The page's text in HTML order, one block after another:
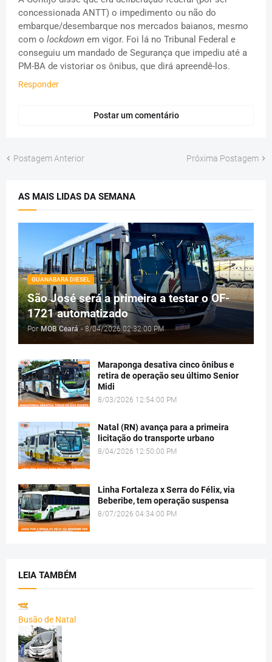
concessionada ANTT) o impedimento ou não do
embarque/desembarque nos mercados baianos, mesmo
com o lockdown em vigor. Foi lá no Tribunal Federal e
conseguiu um mandado de Segurança que impediu até a
PM-BA de vistoriar os ônibus, que dirá apreendê-los.
Responder
Postar um comentário
Postagem Anterior Próxima Postagem
AS MAIS LIDAS DA SEMANA
GUANABARA DIESEL
São José será a primeira a testar o OF-
1721 automatizado
Por MOB Ceará - 8/04/2026 02:32:00 PM
Maraponga desativa cinco ônibus e
retira de operação seu último Senior
Midi
8/03/2026 12:54:00 PM
Natal (RN) avança para a primeira
licitação do transporte urbano
8/04/2026 12:50:00 PM
Linha Fortaleza x Serra do Félix, via
Beberibe, tem operação suspensa
8/07/2026 04:34:00 PM
LEIA TAMBÉM
Busão de Natal